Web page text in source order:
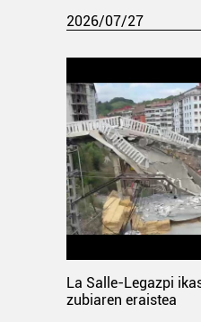
2026/07/27
La Salle-Legazpi
zubiaren eraistea